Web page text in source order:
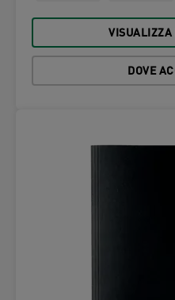
VISUALIZZA
DOVE